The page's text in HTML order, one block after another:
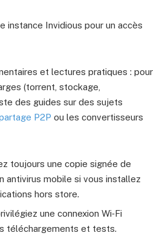
instance Invidious pour un accès
et lectures pratiques : pour
(torrent, stockage,
des guides sur des sujets
P2P ou les convertisseurs
toujours une copie signée de
antivirus mobile si vous installez
hors store.
une connexion Wi‑Fi
téléchargements et tests.